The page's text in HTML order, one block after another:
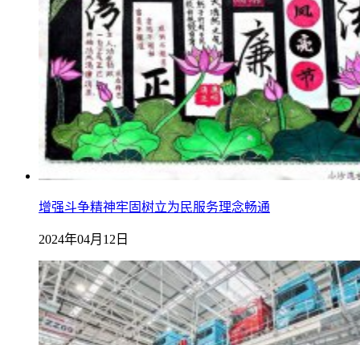
增强斗争精神牢固树立为民服务理念畅通
2024年04月12日